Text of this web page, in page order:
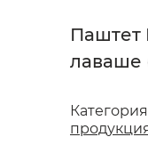
Паштет
лаваше